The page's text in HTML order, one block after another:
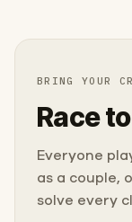
BRING YOUR
Race
Everyone
as a couple,
solve every